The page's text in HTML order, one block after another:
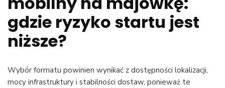
gdzie ryzyko startu jest
niższe?
Wybór formatu powinien wynikać z dostępności lokalizacji,
mocy infrastruktury i stabilności dostaw, ponieważ te